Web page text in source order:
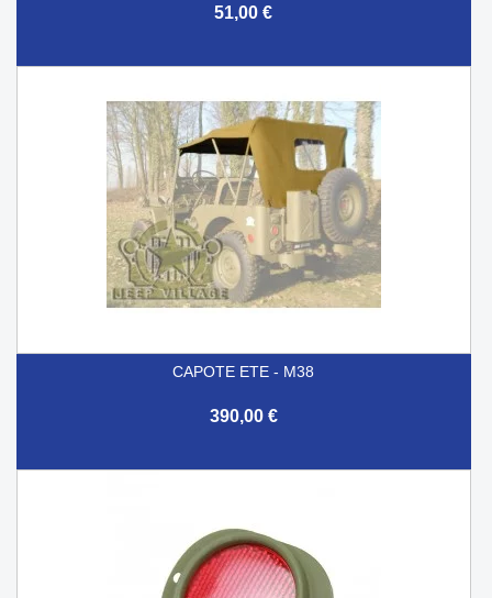
51,00 €
CAPOTE ETE - M38
390,00 €